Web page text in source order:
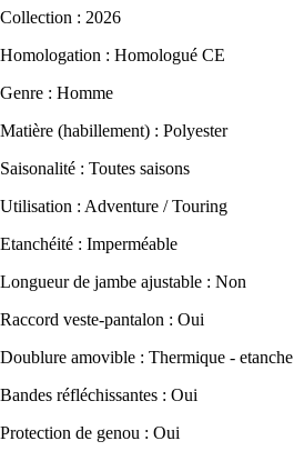
Collection : 2026
Homologation : Homologué CE
Genre : Homme
Matière (habillement) : Polyester
Saisonalité : Toutes saisons
Utilisation : Adventure / Touring
Etanchéité : Imperméable
Longueur de jambe ajustable : Non
Raccord veste-pantalon : Oui
Doublure amovible : Thermique - etanche
Bandes réfléchissantes : Oui
Protection de genou : Oui